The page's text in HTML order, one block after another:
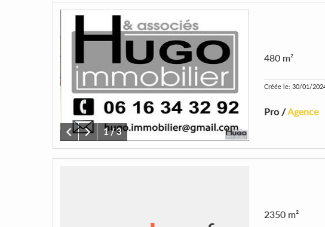
1/3
480 m²
Créée le: 30/01/
Pro /Agence
2350 m²